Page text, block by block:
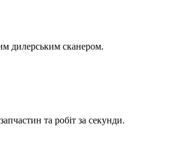
дилерським сканером.
та робіт за секунди.